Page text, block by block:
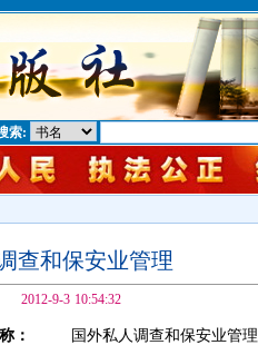
索:
查和保安业管理
2012-9-3 10:54:32
：
国外私人调查和保安业管理